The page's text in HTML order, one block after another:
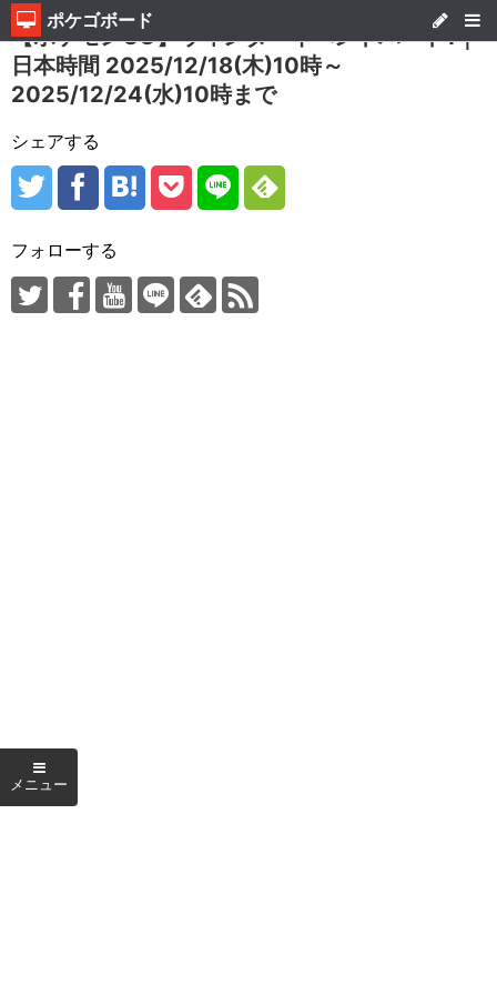
ポケゴボード
【ポケモンGO】ウィンターイベントパート1｜
日本時間 2025/12/18(木)10時～
2025/12/24(水)10時まで
シェアする
フォローする